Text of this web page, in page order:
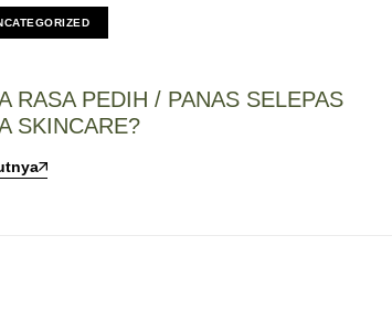
RASA PEDIH / PANAS SELEPAS
SKINCARE?